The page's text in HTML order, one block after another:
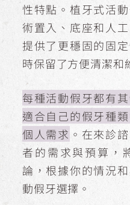
性特點。植牙式活
術置入、底座和人
提供了更穩固的固
時保留了方便清潔和
每種活動假牙都有
適合自己的假牙種
個人需求 。在來診
者的需求與預算，
論，根據你的情況
動假牙選擇。